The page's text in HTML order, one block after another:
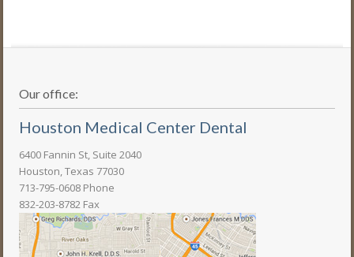
Our office:
Houston Medical Center Dental
6400 Fannin St, Suite 2040
Houston, Texas 77030
713-795-0608 Phone
832-203-8782 Fax